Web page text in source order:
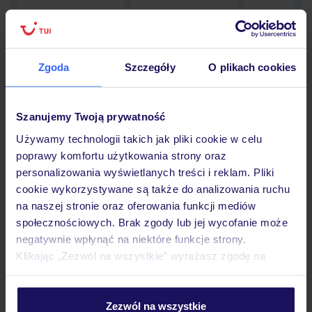
Zgoda Szczegóły O plikach cookies
Szanujemy Twoją prywatność
Używamy technologii takich jak pliki cookie w celu
poprawy komfortu użytkowania strony oraz
personalizowania wyświetlanych treści i reklam. Pliki
cookie wykorzystywane są także do analizowania ruchu
na naszej stronie oraz oferowania funkcji mediów
społecznościowych. Brak zgody lub jej wycofanie może
negatywnie wpłynąć na niektóre funkcje strony.
Klikając „Zezwól na wszystkie” wyrażasz zgodę na
personalizować swój wybór wchodząc w zakładkę
Zezwól na wszystkie
Hotel
Opinie
Pokoje
Wyżywienie
Atrakcje